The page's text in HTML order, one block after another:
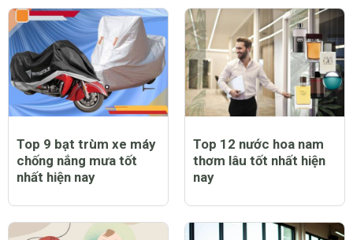
Top 9 bạt trùm xe máy
chống nắng mưa tốt
nhất hiện nay
Top 12 nước hoa nam
thơm lâu tốt nhất hiện
nay